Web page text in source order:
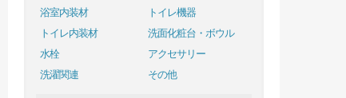
浴室内装材
トイレ機器
トイレ内装材
洗面化粧台・ボウル
水栓
アクセサリー
洗濯関連
その他